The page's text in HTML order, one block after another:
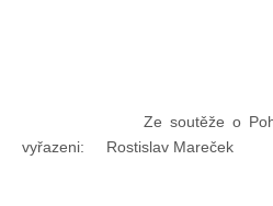
Mezinárodní pohár
Ze soutěže o Pohár
vyřazeni: Rostislav
Tomáš